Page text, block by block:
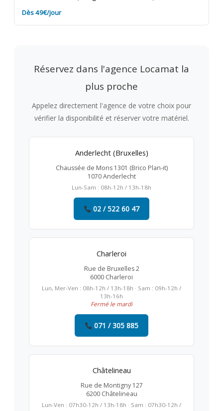
Dès 49€/jour
Réservez dans l'agence Locamat la
plus proche
Appelez directement l'agence de votre choix pour
vérifier la disponibilité et réserver votre matériel.
Anderlecht (Bruxelles)
Chaussée de Mons 1301 (Brico Plan-it)
1070 Anderlecht
Lun-Sam : 08h-12h / 13h-18h
02 / 522 60 47
Charleroi
Rue de Bruxelles 2
6000 Charleroi
Lun, Mer-Ven : 08h-12h / 13h-18h · Sam : 09h-12h /
13h-16h
Fermé le mardi
071 / 305 885
Châtelineau
Rue de Montigny 127
6200 Châtelineau
Lun-Ven : 07h30-12h / 13h-18h · Sam : 07h30-12h /